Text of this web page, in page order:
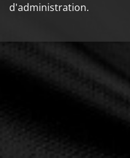
d'administration.